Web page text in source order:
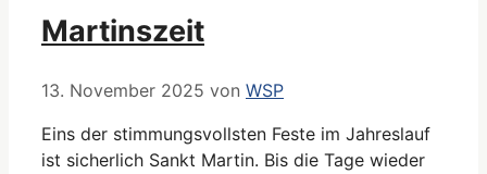
Martinszeit
13. November 2025 von WSP
Eins der stimmungsvollsten Feste im Jahreslauf
ist sicherlich Sankt Martin. Bis die Tage wieder